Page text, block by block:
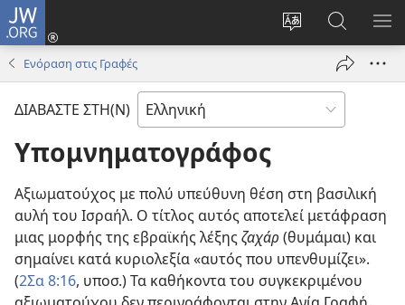
JW.ORG
Αλλαγή
γλώσσας
ιστότοπου
Σύνδεση
(ανοίγει
παράθυρο)
στο
JW.ORG
Ενόραση στις Γραφές
ΔΙΑΒΑΣΤΕ ΣΤΗ(Ν)
Υπομνηματογράφος
Αξιωματούχος με πολύ υπεύθυνη θέση στη βασιλική
αυλή του Ισραήλ. Ο τίτλος αυτός αποτελεί μετάφραση
μιας μορφής της εβραϊκής λέξης ζαχάρ (θυμάμαι) και
σημαίνει κατά κυριολεξία «αυτός που υπενθυμίζει».
(2Σα 8:16, υποσ.) Τα καθήκοντα του συγκεκριμένου